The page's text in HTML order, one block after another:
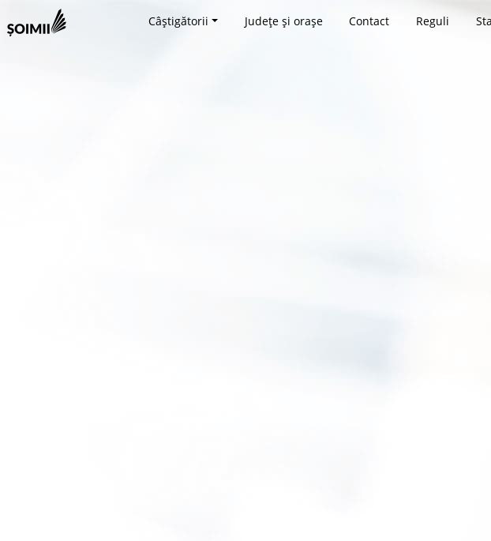
Câștigătorii Județe și orașe Contact Reguli